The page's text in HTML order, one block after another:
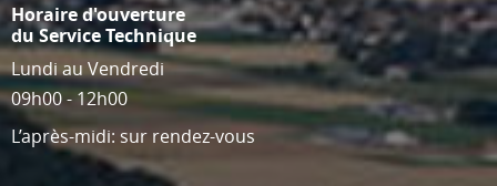
Horaire d'ouverture
du Service Technique
Lundi au Vendredi
09h00 - 12h00
L’après-midi: sur rendez-vous